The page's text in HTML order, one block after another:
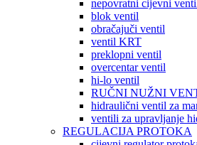
nepovratni cijevni
blok ventil
obračajuči ventil
ventil KRT
preklopni ventil
overcentar ventil
hi-lo ventil
RUČNI NUŽNI
hidraulični ventil za
ventili za upravljanje
REGULACIJA PROTOKA